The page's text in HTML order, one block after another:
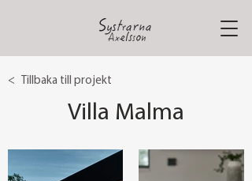
< Tillbaka till projekt
Villa Malma